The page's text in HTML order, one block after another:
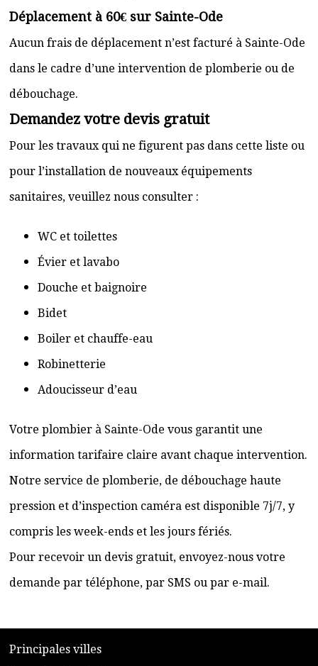
Déplacement à 60€ sur Sainte-Ode
Aucun frais de déplacement n’est facturé à Sainte-Ode
dans le cadre d’une intervention de plomberie ou de
débouchage.
Demandez votre devis gratuit
Pour les travaux qui ne figurent pas dans cette liste ou
pour l’installation de nouveaux équipements
sanitaires, veuillez nous consulter :
WC et toilettes
Évier et lavabo
Douche et baignoire
Bidet
Boiler et chauffe-eau
Robinetterie
Adoucisseur d’eau
Votre plombier à Sainte-Ode vous garantit une
information tarifaire claire avant chaque intervention.
Notre service de plomberie, de débouchage haute
pression et d’inspection caméra est disponible 7j/7, y
compris les week-ends et les jours fériés.
Pour recevoir un devis gratuit, envoyez-nous votre
demande par téléphone, par SMS ou par e-mail.
​Principales villes